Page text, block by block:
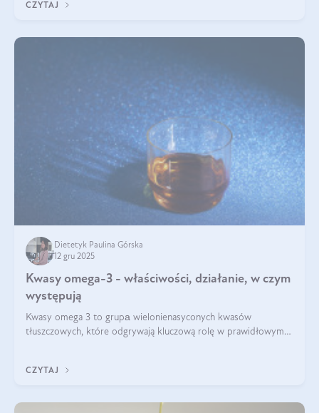
bydlęcy.
CZYTAJ
Dietetyk Paulina Górska
12 gru 2025
Kwasy omega-3 - właściwości, działanie, w czym
występują
Kwasy omega 3 to grupа wielonienasyconych kwasów
tłuszczowych, które odgrywają kluczową rolę w prawidłowym
CZYTAJ